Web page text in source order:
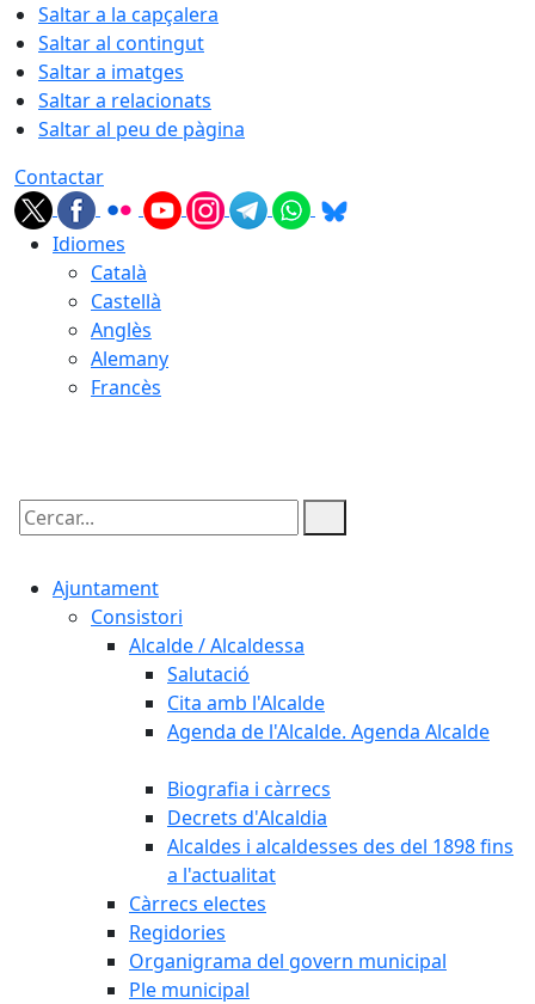
Saltar a la capçalera
Saltar al contingut
Saltar a imatges
Saltar a relacionats
Saltar al peu de pàgina
Contactar
Idiomes
Català
Castellà
Anglès
Alemany
Francès
Cercar:
Ajuntament
Consistori
Alcalde / Alcaldessa
Salutació
Cita amb l'Alcalde
Agenda de l'Alcalde. Agenda Alcalde
Biografia i càrrecs
Decrets d'Alcaldia
Alcaldes i alcaldesses des del 1898 fins
a l'actualitat
Càrrecs electes
Regidories
Organigrama del govern municipal
Ple municipal